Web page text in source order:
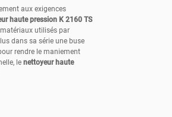
aux exigences
haute pression K 2160 TS
utilisés par
dans sa série une buse
rendre le maniement
le nettoyeur haute